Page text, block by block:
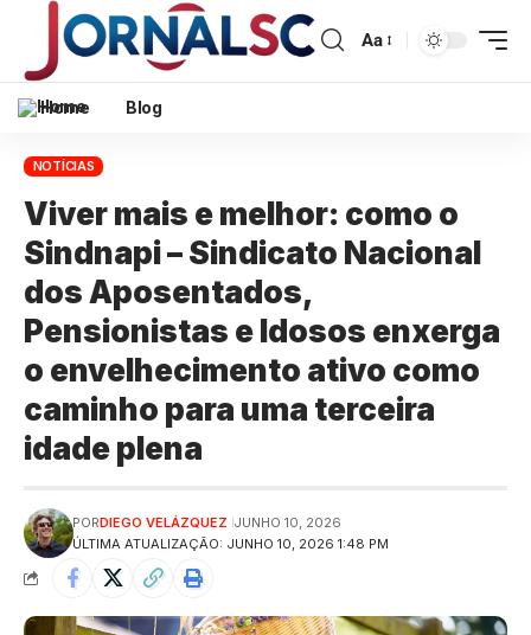
Aa
Home Blog
NOTÍCIAS
Viver mais e melhor: como o
Sindnapi – Sindicato Nacional
dos Aposentados,
Pensionistas e Idosos enxerga
o envelhecimento ativo como
caminho para uma terceira
idade plena
ÚLTIMA ATUALIZAÇÃO: JUNHO 10, 2026 1:48 PM
PORDIEGO VELÁZQUEZ JUNHO 10, 2026